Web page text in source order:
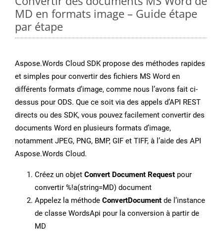
MD en formats image – Guide étape
par étape
Aspose.Words Cloud SDK propose des méthodes rapides
et simples pour convertir des fichiers MS Word en
différents formats d’image, comme nous l’avons fait ci-
dessus pour ODS. Que ce soit via des appels d’API REST
directs ou des SDK, vous pouvez facilement convertir des
documents Word en plusieurs formats d’image,
notamment JPEG, PNG, BMP, GIF et TIFF, à l’aide des API
Aspose.Words Cloud.
Créez un objet Convert Document Request pour
convertir %!a(string=MD) document
Appelez la méthode ConvertDocument de l’instance
de classe WordsApi pour la conversion à partir de
MD